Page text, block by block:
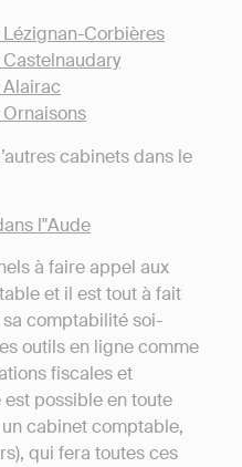
Corbières
cabinets dans le
l"Aude
à faire appel aux
et il est tout à fait
comptabilité soi-
outils en ligne comme
fiscales et
possible en toute
cabinet comptable,
qui fera toutes ces